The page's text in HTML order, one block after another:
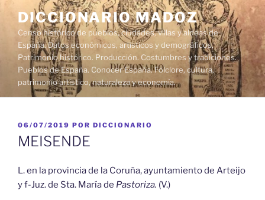
contenido
DICCIONARIO MADOZ
Censo histórico de pueblos, ciudades, villas y aldeas de
España. Datos económicos, artísticos y demográficos.
Patrimonio histórico. Producción. Costumbres y tradiciones.
Pueblos de España. Conocer España. Folclore, cultura,
patrimonio artístico, naturaleza y economía.
PUBLICADO
EL
06/07/2019 POR DICCIONARIO
MEISENDE
L. en la provincia de la Coruña, ayuntamiento de Arteijo
y f-Juz. de Sta. María de Pastoriza. (V.)